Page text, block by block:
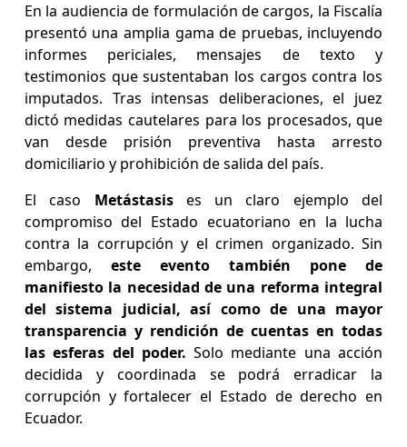
En la audiencia de formulación de cargos, la Fiscalía
presentó una amplia gama de pruebas, incluyendo
informes periciales, mensajes de texto y
testimonios que sustentaban los cargos contra los
imputados. Tras intensas deliberaciones, el juez
dictó medidas cautelares para los procesados, que
van desde prisión preventiva hasta arresto
domiciliario y prohibición de salida del país.
El caso Metástasises un claro ejemplo del
compromiso del Estado ecuatoriano en la lucha
contra la corrupción y el crimen organizado. Sin
embargo, este evento también pone de
manifiesto la necesidad de una reforma integral
del sistema judicial, así como de una mayor
transparencia y rendición de cuentas en todas
las esferas del poder. Solo mediante una acción
decidida y coordinada se podrá erradicar la
corrupción y fortalecer el Estado de derecho en
Ecuador.